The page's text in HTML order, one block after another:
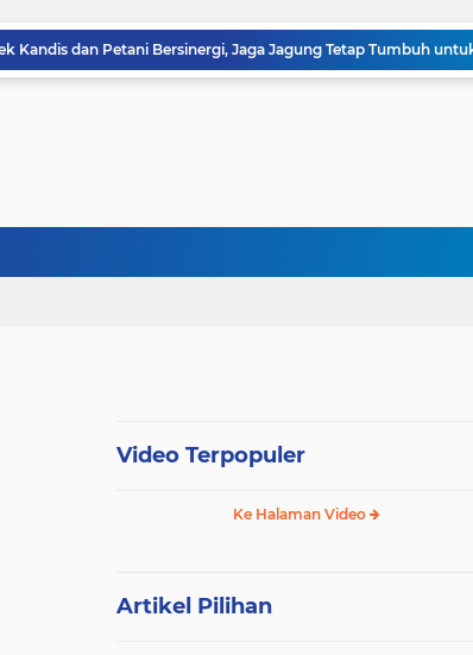
Kopda Dedi Irawan Melakukan Pendampingan Vaksinasi PMK
Sertu Ridho Utomo Gelar Giat Kampung Pancasila
Video Terpopuler
Ke Halaman Video
Artikel Pilihan